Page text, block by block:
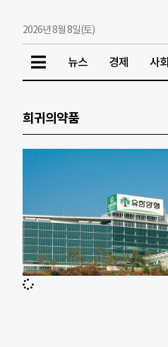
2026년 8월 8일(토)
뉴스 경제 사회
희귀의약품